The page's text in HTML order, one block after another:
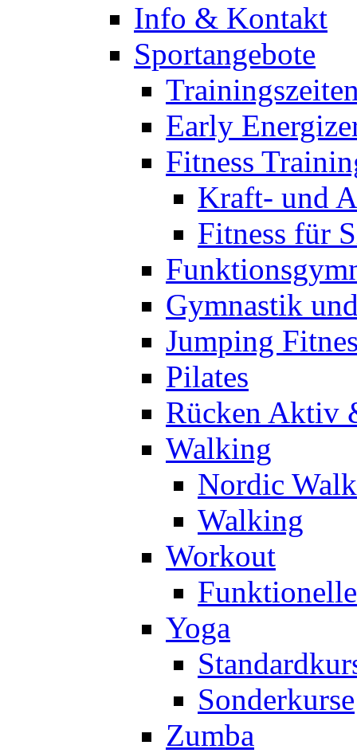
Info & Kontakt
Sportangebote
Early
Fitness
Kraft- und
Fitness für
Gymnastik
Jumping
Pilates
Rücken Aktiv
Walking
Nordic
Walking
Workout
Yoga
Sonderkurse
Zumba